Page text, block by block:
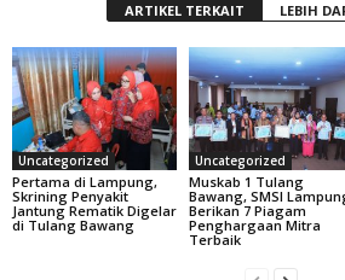
ARTIKEL TERKAIT LEBIH
Uncategorized
Pertama di Lampung,
Skrining Penyakit
Jantung Rematik Digelar
di Tulang Bawang
Uncategorized
Muskab 1 Tulang
Bawang, SMSI
Berikan 7 Piagam
Penghargaan Mitra
Terbaik